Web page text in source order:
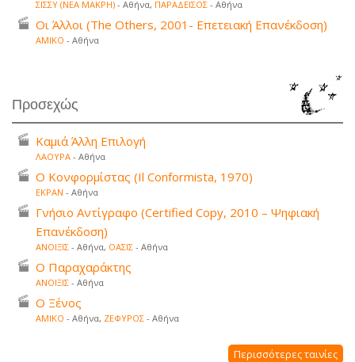
ΣΙΣΣΥ (ΝΕΑ ΜΑΚΡΗ) - Αθήνα, ΠΑΡΑΔΕΙΣΟΣ - Αθήνα
Οι Άλλοι (The Others, 2001- Επετειακή Επανέκδοση)
ΑΜΙΚΟ - Αθήνα
Προσεχώς
Καμιά Άλλη Επιλογή
ΛΑΟΥΡΑ - Αθήνα
Ο Κονφορμίστας (Il Conformista, 1970)
ΕΚΡΑΝ - Αθήνα
Γνήσιο Αντίγραφο (Certified Copy, 2010 – Ψηφιακή
Επανέκδοση)
ΑΝΟΙΞΙΣ - Αθήνα, ΟΑΣΙΣ - Αθήνα
Ο Παραχαράκτης
ΑΝΟΙΞΙΣ - Αθήνα
Ο Ξένος
ΑΜΙΚΟ - Αθήνα, ΖΕΦΥΡΟΣ - Αθήνα
Περισσότερες ταινίες